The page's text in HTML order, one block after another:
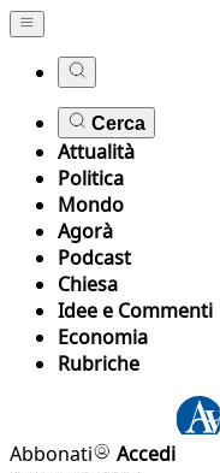
Cerca
Attualità
Politica
Mondo
Agorà
Podcast
Chiesa
Idee e Commenti
Economia
Rubriche
Abbonati
Accedi